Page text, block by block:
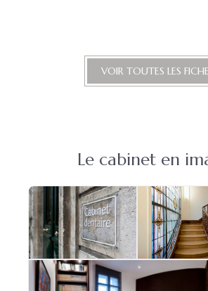
VOIR TOUTES LES
Le cabinet en